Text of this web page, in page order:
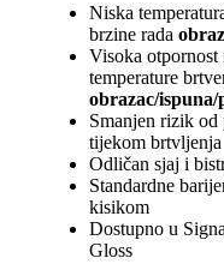
Niska
brzine rada
Visoka otpornost
temperature
obrazac/ispuna/
Smanjen rizik
tijekom brtvljenja
Odličan sjaj i
Standardne
kisikom
Dostupno u
Gloss